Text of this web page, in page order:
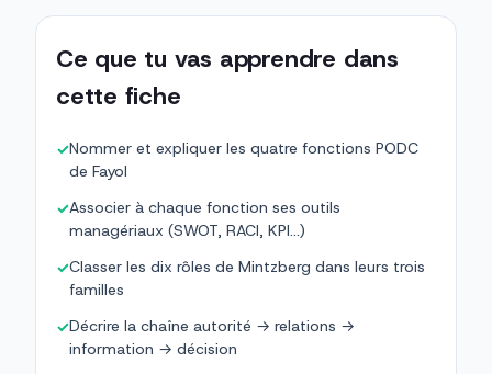
Ce que tu vas apprendre dans
cette fiche
✓Nommer et expliquer les quatre fonctions PODC
de Fayol
✓Associer à chaque fonction ses outils
managériaux (SWOT, RACI, KPI…)
✓Classer les dix rôles de Mintzberg dans leurs trois
familles
✓Décrire la chaîne autorité → relations →
information → décision